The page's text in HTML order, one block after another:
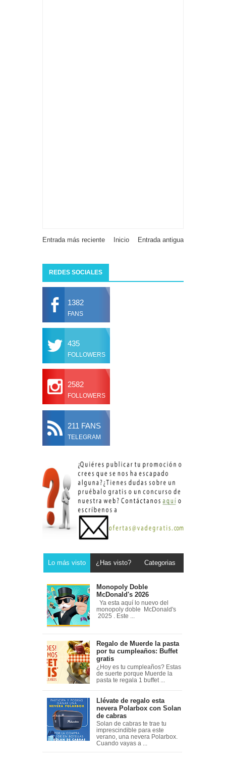
Entrada más reciente Entrada antigua
Inicio
REDES SOCIALES
1382
FANS
435
FOLLOWERS
2582
FOLLOWERS
211 FANS
TELEGRAM
Lo más visto ¿Has visto? Categorias
Monopoly Doble
McDonald's 2026
Ya esta aquí lo nuevo del
monopoly doble McDonald's
2025 . Este ...
Regalo de Muerde la pasta
por tu cumpleaños: Buffet
gratis
¿Hoy es tu cumpleaños? Estas
de suerte porque Muerde la
pasta te regala 1 buffet ...
Llévate de regalo esta
nevera Polarbox con Solan
de cabras
Solan de cabras te trae tu
imprescindible para este
verano, una nevera Polarbox.
Cuando vayas a ...